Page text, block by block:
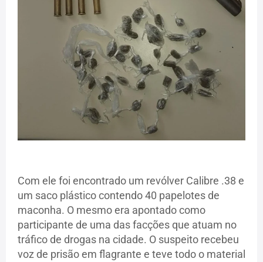
Com ele foi encontrado um revólver Calibre .38 e
um saco plástico contendo 40 papelotes de
maconha. O mesmo era apontado como
participante de uma das facções que atuam no
tráfico de drogas na cidade. O suspeito recebeu
voz de prisão em flagrante e teve todo o material